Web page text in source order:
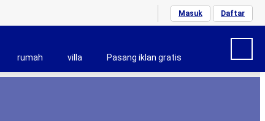
Masuk Daftar
rumah villa Pasang iklan gratis